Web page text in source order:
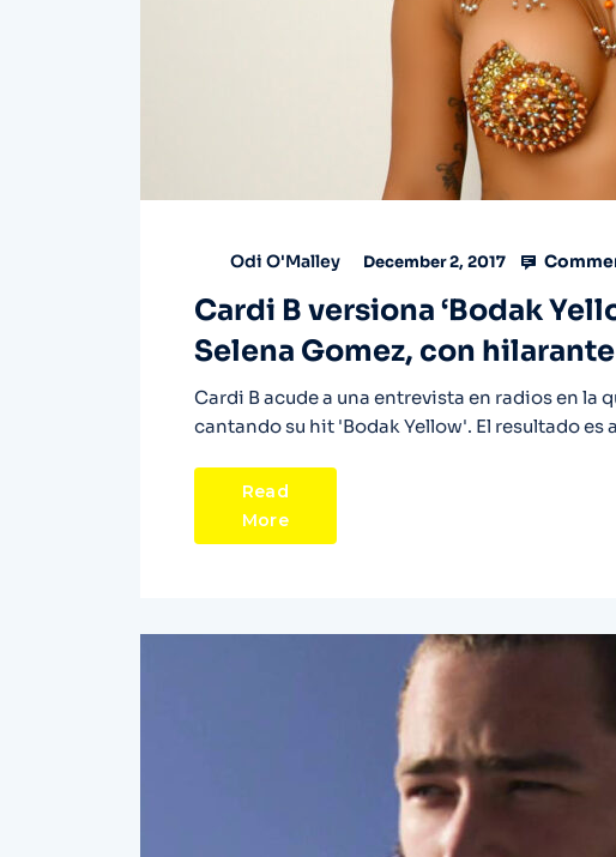
Odi O'Malley December 2, 2017
Cardi B versiona ‘Bodak
Selena Gomez, con
Cardi B acude a una entrevista en radios en la
cantando su hit 'Bodak Yellow'. El resultado es
Read
More